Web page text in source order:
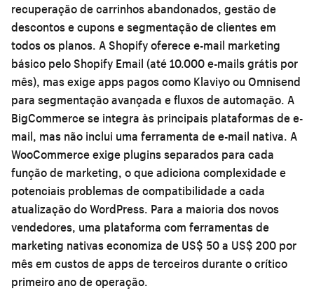
recuperação de carrinhos abandonados, gestão de
descontos e cupons e segmentação de clientes em
todos os planos. A Shopify oferece e-mail marketing
básico pelo Shopify Email (até 10.000 e-mails grátis por
mês), mas exige apps pagos como Klaviyo ou Omnisend
para segmentação avançada e fluxos de automação. A
BigCommerce se integra às principais plataformas de e-
mail, mas não inclui uma ferramenta de e-mail nativa. A
WooCommerce exige plugins separados para cada
função de marketing, o que adiciona complexidade e
potenciais problemas de compatibilidade a cada
atualização do WordPress. Para a maioria dos novos
vendedores, uma plataforma com ferramentas de
marketing nativas economiza de US$ 50 a US$ 200 por
mês em custos de apps de terceiros durante o crítico
primeiro ano de operação.